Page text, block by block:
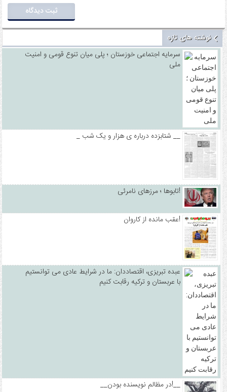
نوشته های تازه
سرمایه اجتماعی خوزستان ؛ پلی میان تنوع قومی و امنیت
ملی
_ شتابزده درباره ی هزار و یک شب __
تابوها ؛ مرزهای نامرئی!
عقب مانده از کاروان!
عبده تبریزی، اقتصاددان: ما در شرایط عادی می توانستیم
با عربستان و ترکیه رقابت کنیم
__در مظالم نویسنده بودن!__